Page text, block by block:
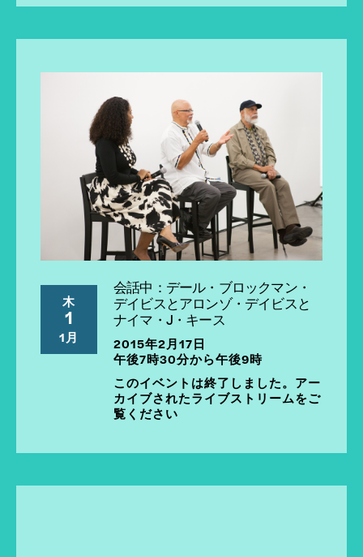
木
1
1月
会話中：デール・ブロックマン・
デイビスとアロンゾ・デイビスと
ナイマ・J・キース
2015年2月17日
午後7時30分から午後9時
このイベントは終了しました。アー
カイブされたライブストリームをご
覧ください